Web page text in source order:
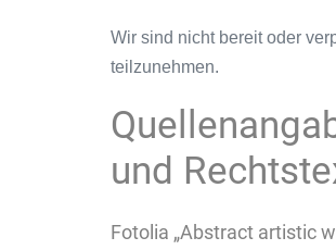
Wir sind nicht bereit oder
teilzunehmen.
und
Fotolia „Abstract artistic